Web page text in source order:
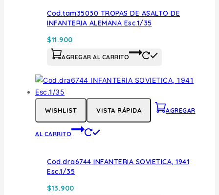
Cod.tam35030 TROPAS DE ASALTO DE
INFANTERIA ALEMANA Esc.1/35
$11.900
AGREGAR AL CARRITO
WISHLIST VISTA RÁPIDA AGREGAR
AL CARRITO
Cod.dra6744 INFANTERIA SOVIETICA, 1941
Esc.1/35
$13.900